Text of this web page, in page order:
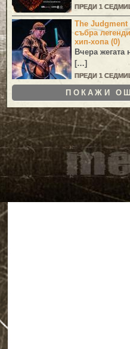
ПРЕДИ 1
The
събра
хип-хопа (0)
Вчера
[…]
ПРЕДИ 1
ПОКАЖИ